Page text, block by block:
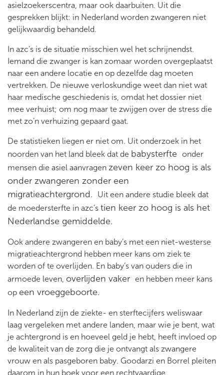
asielzoekerscentra, maar ook daarbuiten. Uit die
gesprekken blijkt: in Nederland worden zwangeren niet
gelijkwaardig behandeld.
In azc’s is de situatie misschien wel het schrijnendst.
Iemand die zwanger is kan zomaar worden overgeplaatst
naar een andere locatie en op dezelfde dag moeten
vertrekken. De nieuwe verloskundige weet dan niet wat
haar medische geschiedenis is, omdat het dossier niet
mee verhuist; om nog maar te zwijgen over de stress die
met zo’n verhuizing gepaard gaat.
De statistieken liegen er niet om. Uit onderzoek in het
noorden van het land bleek dat de babysterfte
onder
mensen die asiel aanvragen zeven keer zo hoog is als
onder zwangeren zonder een
migratieachtergrond.
Uit een andere studie bleek dat
de moedersterfte in azc’s tien keer zo hoog is als het
Nederlandse gemiddelde.
Ook andere zwangeren en baby’s met een niet-westerse
migratieachtergrond hebben meer kans om ziek te
worden of te overlijden. En baby’s van ouders die in
armoede leven, overlijden vaker en hebben meer kans
op een vroeggeboorte.
In Nederland zijn de ziekte- en sterftecijfers weliswaar
laag vergeleken met andere landen, maar wie je bent, wat
je achtergrond is en hoeveel geld je hebt, heeft invloed op
de kwaliteit van de zorg die je ontvangt als zwangere
vrouw en als pasgeboren baby. Goodarzi en Borrel pleiten
daarom in hun boek voor een rechtvaardige